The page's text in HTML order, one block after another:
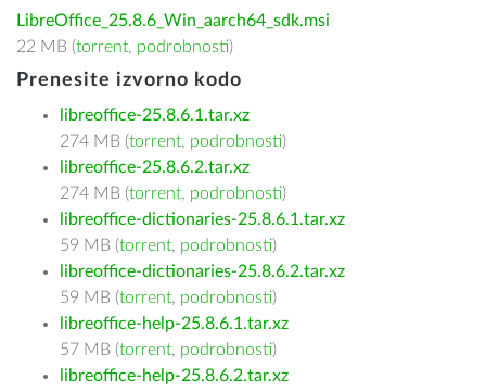
LibreOffice_25.8.6_Win_aarch64_sdk.msi
22 MB (torrent, podrobnosti)
Prenesite izvorno kodo
libreoffice-25.8.6.1.tar.xz
274 MB (torrent, podrobnosti)
libreoffice-25.8.6.2.tar.xz
274 MB (torrent, podrobnosti)
libreoffice-dictionaries-25.8.6.1.tar.xz
59 MB (torrent, podrobnosti)
libreoffice-dictionaries-25.8.6.2.tar.xz
59 MB (torrent, podrobnosti)
libreoffice-help-25.8.6.1.tar.xz
57 MB (torrent, podrobnosti)
libreoffice-help-25.8.6.2.tar.xz